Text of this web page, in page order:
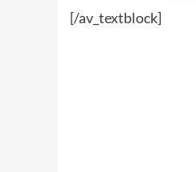
[/av_textblock]